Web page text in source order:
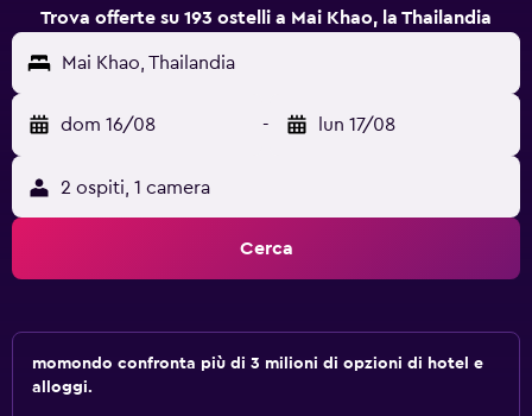
Trova offerte su 193 ostelli a Mai Khao, la Thailandia
Mai Khao, Thailandia
dom 16/08 - lun 17/08
2 ospiti, 1 camera
Cerca
momondo confronta più di 3 milioni di opzioni di hotel e
alloggi.